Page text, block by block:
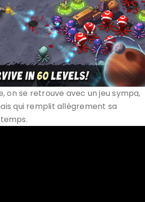
on se retrouve avec un jeu sympa,
qui remplit allègrement sa